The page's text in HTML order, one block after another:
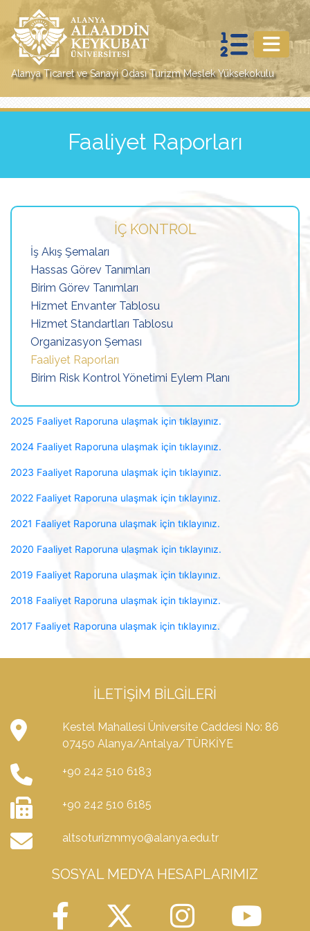
Alanya Ticaret ve Sanayi Odası Turizm Meslek Yüksekokulu
Faaliyet Raporları
İÇ KONTROL
İş Akış Şemaları
Hassas Görev Tanımları
Birim Görev Tanımları
Hizmet Envanter Tablosu
Hizmet Standartları Tablosu
Organizasyon Şeması
Faaliyet Raporları
Birim Risk Kontrol Yönetimi Eylem Planı
2025 Faaliyet Raporuna ulaşmak için tıklayınız.
2024 Faaliyet Raporuna ulaşmak için tıklayınız.
2023 Faaliyet Raporuna ulaşmak için tıklayınız.
2022 Faaliyet Raporuna ulaşmak için tıklayınız.
2021 Faaliyet Raporuna ulaşmak için tıklayınız.
2020 Faaliyet Raporuna ulaşmak için tıklayınız.
2019 Faaliyet Raporuna ulaşmak için tıklayınız.
2018 Faaliyet Raporuna ulaşmak için tıklayınız.
2017 Faaliyet Raporuna ulaşmak için tıklayınız.
İLETIŞIM BILGILERI
Kestel Mahallesi Üniversite Caddesi No: 86
07450 Alanya/Antalya/TÜRKİYE
+90 242 510 6183
+90 242 510 6185
altsoturizmmyo@alanya.edu.tr
SOSYAL MEDYA HESAPLARIMIZ